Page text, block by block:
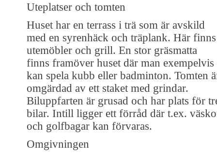
Uteplatser och tomten
Huset har en terrass i trä som är avskild
med en syrenhäck och träplank. Här finns
utemöbler och grill. En stor gräsmatta
finns framöver huset där man exempelvis
kan spela kubb eller badminton. Tomten
omgärdad av ett staket med grindar.
Biluppfarten är grusad och har plats för
bilar. Intill ligger ett förråd där t.ex.
och golfbagar kan förvaras.
Omgivningen